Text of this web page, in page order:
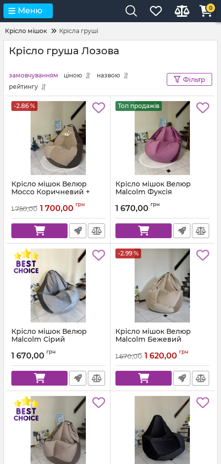
Меню 0
Крісло мішок Крісла груші
Крісло груша Лозова
замовчуванням ціною
назвою
рейтингу
Фільтр
-2.86 %
Крісло мішок Велюр
Mocco Коричневий +
Корона
1 750,00 1 700,00 грн
Топ продажів
Крісло мішок Велюр
Malcolm Фуксія
1 670,00 грн
Крісло мішок Велюр
Malcolm Сірий
1 670,00 грн
-2.99 %
Крісло мішок Велюр
Malcolm Бежевий
1 670,00 1 620,00 грн